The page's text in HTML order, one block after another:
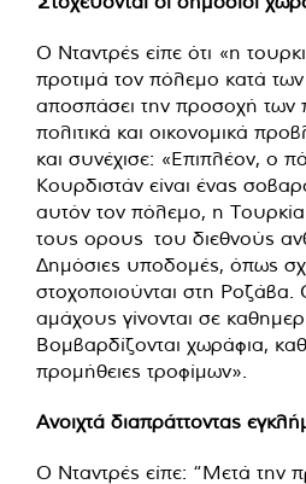
Ο Νταντρές είπε ότι «η
προτιμά τον πόλεμο κατά
αποσπάσει την προσοχή των
πολιτικά και οικονομικά
και συνέχισε: «Επιπλέον, ο
Κουρδιστάν είναι ένας
αυτόν τον πόλεμο, η
τους ορους του διεθνούς
Δημόσιες υποδομές, όπως
στοχοποιούνται στη Ροζάβα.
αμάχους γίνονται σε
Βομβαρδίζονται χωράφια,
προμήθειες τροφίμων».
Ανοιχτά διαπράττοντας
Ο Νταντρές είπε: “Μετά την